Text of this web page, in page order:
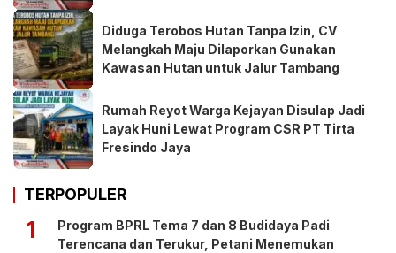
Diduga Terobos Hutan Tanpa Izin, CV
Melangkah Maju Dilaporkan Gunakan
Kawasan Hutan untuk Jalur Tambang
Rumah Reyot Warga Kejayan Disulap Jadi
Layak Huni Lewat Program CSR PT Tirta
Fresindo Jaya
TERPOPULER
1
Program BPRL Tema 7 dan 8 Budidaya Padi
Terencana dan Terukur, Petani Menemukan